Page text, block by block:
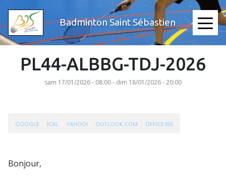
contenu
principal
Badminton Saint Sébastien
≡
PL44-ALBBG-TDJ-2026
sam 17/01/2026 - 08:00- dim 18/01/2026 - 20:00
GOOGLE ICAL YAHOO! OUTLOOK.COM OFFICE365
Bonjour,